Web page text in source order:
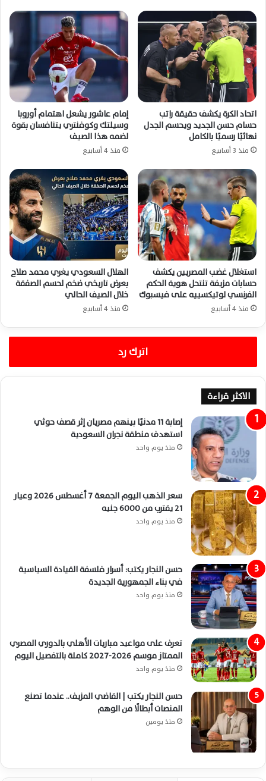
اتحاد الكرة يكشف حقيقة راتب
حسام حسن الجديد ويحسم الجدل
نهائيًا رسميًا بالكامل
منذ 3 أسابيع
إمام عاشور يشعل اهتمام أوروبا
وسيلتك وكوفنتري يتنافسان بقوة
لضمه هذا الصيف
منذ 4 أسابيع
استغلال غضب المصريين يكشف
حسابات مزيفة تنتحل هوية الحكم
الفرنسي لوتيكسييه على فيسبوك
منذ 4 أسابيع
الهلال السعودي يغري محمد صلاح
بعرض تاريخي ضخم لحسم الصفقة
خلال الصيف الحالي
منذ 4 أسابيع
اترك رد
الاكثر قراءة
إصابة 11 مدنيًا بينهم مصريان إثر قصف حوثي
استهدف منطقة نجران السعودية
منذ يوم واحد
سعر الذهب اليوم الجمعة 7 أغسطس 2026 وعيار
21 يقترب من 6000 جنيه
منذ يوم واحد
حسن النجار يكتب: أسرار فلسفة القيادة السياسية
في بناء الجمهورية الجديدة
منذ يوم واحد
تعرف على مواعيد مباريات الأهلي بالدوري المصري
الممتاز موسم 2026-2027 كاملة بالتفصيل اليوم
منذ يوم واحد
حسن النجار يكتب | القاضي المزيف.. عندما تصنع
المنصات أبطالًا من الوهم
منذ يومين